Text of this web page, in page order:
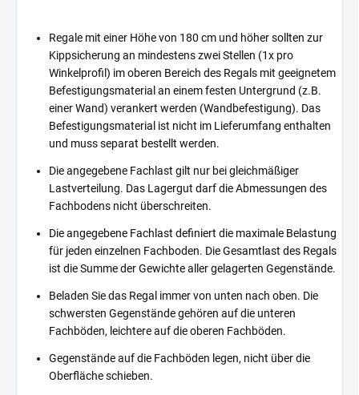
Regale mit einer Höhe von 180 cm und höher sollten zur
Kippsicherung an mindestens zwei Stellen (1x pro
Winkelprofil) im oberen Bereich des Regals mit geeignetem
Befestigungsmaterial an einem festen Untergrund (z.B.
einer Wand) verankert werden (Wandbefestigung). Das
Befestigungsmaterial ist nicht im Lieferumfang enthalten
und muss separat bestellt werden.
Die angegebene Fachlast gilt nur bei gleichmäßiger
Lastverteilung. Das Lagergut darf die Abmessungen des
Fachbodens nicht überschreiten.
Die angegebene Fachlast definiert die maximale Belastung
für jeden einzelnen Fachboden. Die Gesamtlast des Regals
ist die Summe der Gewichte aller gelagerten Gegenstände.
Beladen Sie das Regal immer von unten nach oben. Die
schwersten Gegenstände gehören auf die unteren
Fachböden, leichtere auf die oberen Fachböden.
Gegenstände auf die Fachböden legen, nicht über die
Oberfläche schieben.